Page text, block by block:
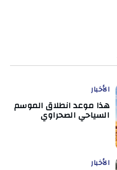
الأخبار
هذا موعد انطلاق الموسم
السياحي الصحراوي
الأخبار